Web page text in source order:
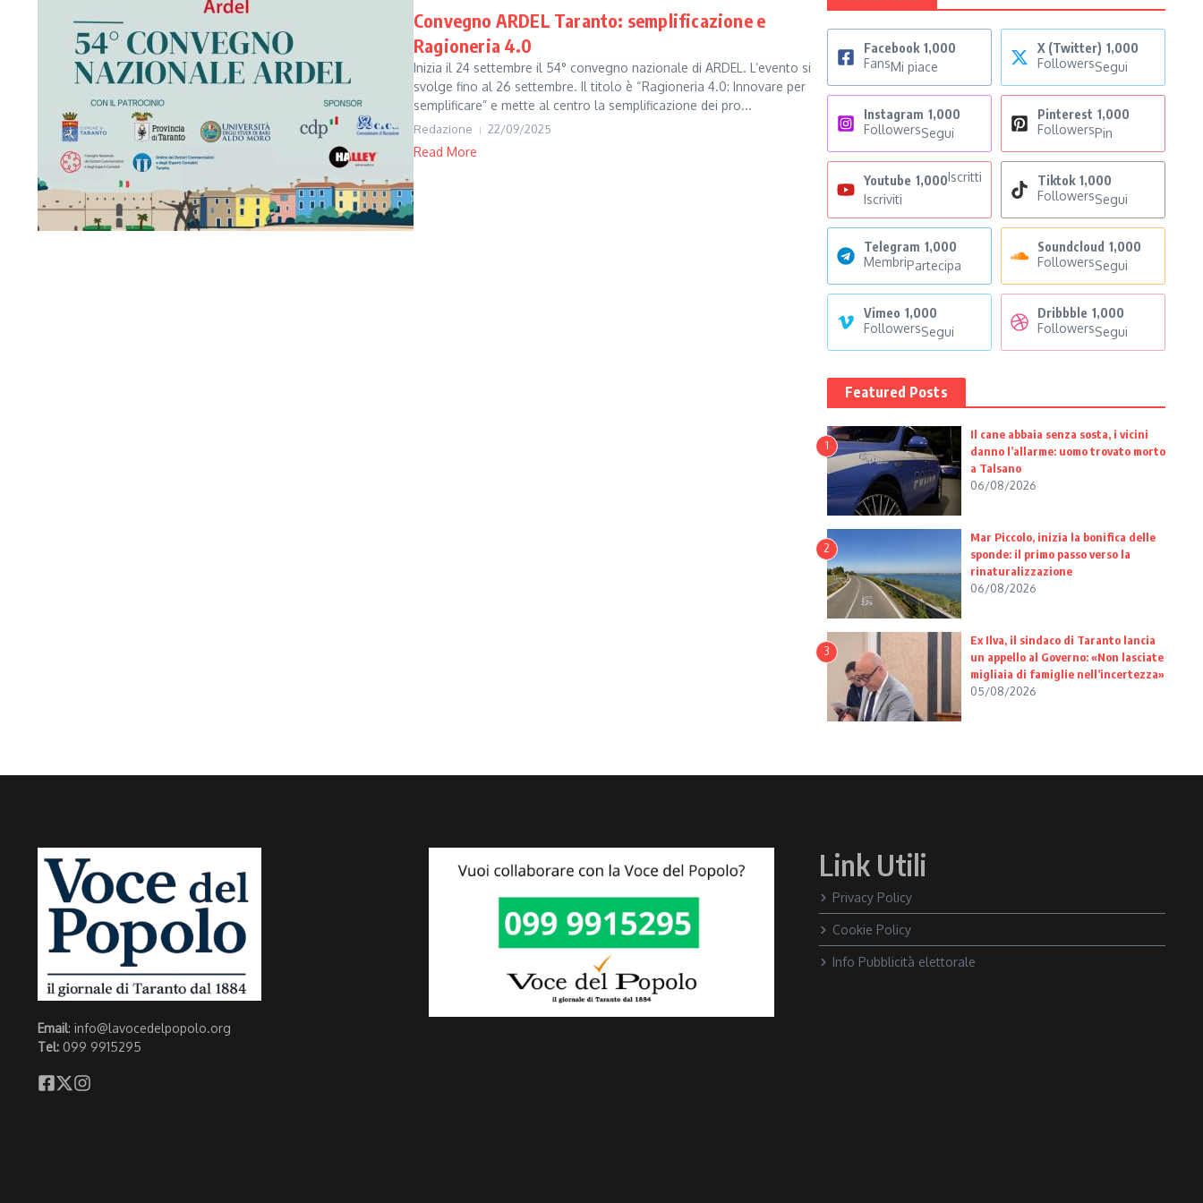
Convegno ARDEL Taranto: semplificazione e
Ragioneria 4.0
Inizia il 24 settembre il 54° convegno nazionale di ARDEL. L’evento si
svolge fino al 26 settembre. Il titolo è “Ragioneria 4.0: Innovare per
semplificare” e mette al centro la semplificazione dei pro...
Redazione 22/09/2025
Read More
Facebook 1,000
FansMi piace
X (Twitter) 1,000
FollowersSegui
Instagram 1,000
FollowersSegui
Pinterest 1,000
FollowersPin
Youtube 1,000Iscritti
Iscriviti
Tiktok 1,000
FollowersSegui
Telegram 1,000
MembriPartecipa
Soundcloud 1,000
FollowersSegui
Vimeo 1,000
FollowersSegui
Dribbble 1,000
FollowersSegui
Featured Posts
1
Il cane abbaia senza sosta, i vicini
danno l’allarme: uomo trovato morto
a Talsano
06/08/2026
2
Mar Piccolo, inizia la bonifica delle
sponde: il primo passo verso la
rinaturalizzazione
06/08/2026
3
Ex Ilva, il sindaco di Taranto lancia
un appello al Governo: «Non lasciate
migliaia di famiglie nell’incertezza»
05/08/2026
Email: info@lavocedelpopolo.org
Tel: 099 9915295
Link Utili
Privacy Policy
Cookie Policy
Info Pubblicità elettorale